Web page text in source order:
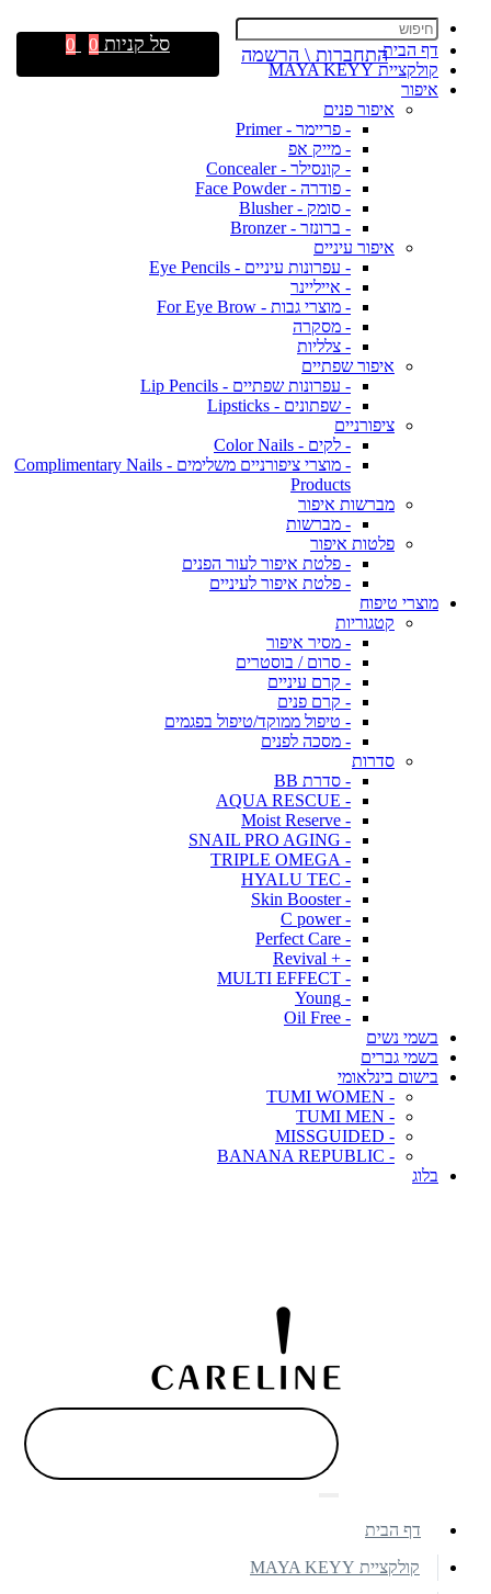
דף הבית
קולקציית MAYA KEYY
איפור
איפור פנים
- פריימר - Primer
- מייק אפ
- קונסילר - Concealer
- פודרה - Face Powder
- סומק - Blusher
- ברונזר - Bronzer
איפור עיניים
- עפרונות עיניים - Eye Pencils
- אייליינר
- מוצרי גבות - For Eye Brow
- מסקרה
- צלליות
איפור שפתיים
- עפרונות שפתיים - Lip Pencils
- שפתונים - Lipsticks
ציפורניים
- לקים - Color Nails
- מוצרי ציפורניים משלימים - Complimentary Nails
Products
מברשות איפור
- מברשות
פלטות איפור
- פלטת איפור לעור הפנים
- פלטת איפור לעיניים
מוצרי טיפוח
קטגוריות
- מסיר איפור
- סרום / בוסטרים
- קרם עיניים
- קרם פנים
- טיפול ממוקד/טיפול בפגמים
- מסכה לפנים
סדרות
- סדרת BB
- AQUA RESCUE
- Moist Reserve
- SNAIL PRO AGING
- TRIPLE OMEGA
- HYALU TEC
- Skin Booster
- C power
- Perfect Care
- + Revival
- MULTI EFFECT
- Young
- Oil Free
בשמי נשים
בשמי גברים
בישום בינלאומי
- TUMI WOMEN
- TUMI MEN
- MISSGUIDED
- BANANA REPUBLIC
בלוג
התחברות \ הרשמה סל קניות 0
0
דף הבית
קולקציית MAYA KEYY